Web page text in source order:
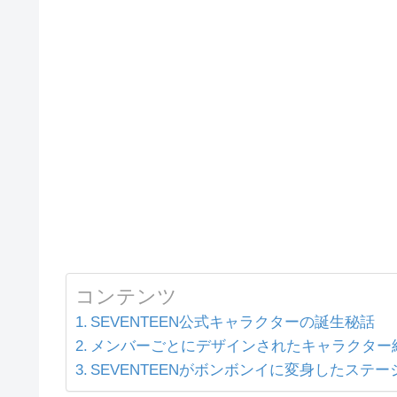
コンテンツ
SEVENTEEN公式キャラクターの誕生秘話
メンバーごとにデザインされたキャラクター
SEVENTEENがボンボンイに変身したステー